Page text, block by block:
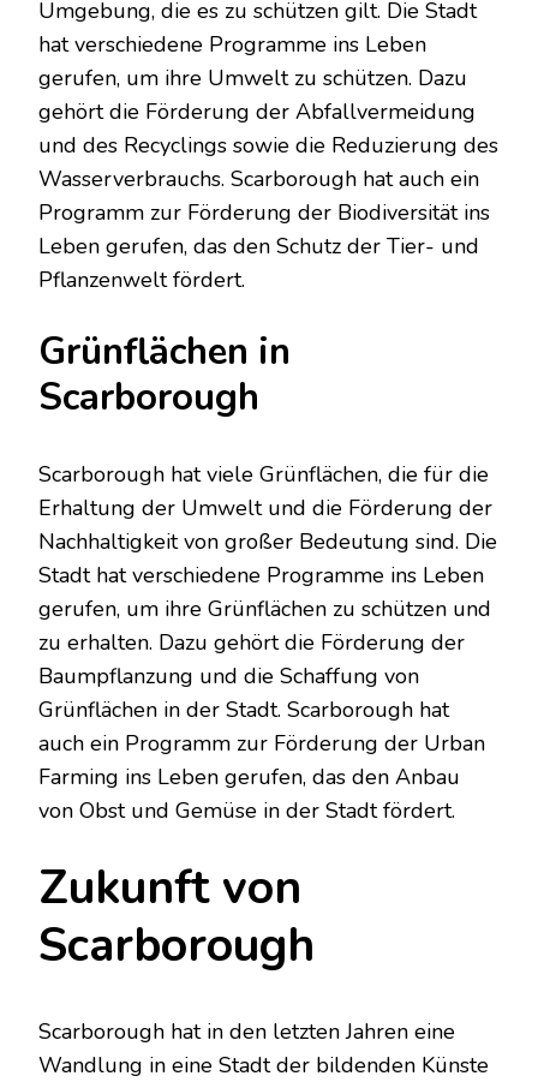
Umgebung, die es zu schützen gilt. Die Stadt
hat verschiedene Programme ins Leben
gerufen, um ihre Umwelt zu schützen. Dazu
gehört die Förderung der Abfallvermeidung
und des Recyclings sowie die Reduzierung des
Wasserverbrauchs. Scarborough hat auch ein
Programm zur Förderung der Biodiversität ins
Leben gerufen, das den Schutz der Tier- und
Pflanzenwelt fördert.
Grünflächen in
Scarborough
Scarborough hat viele Grünflächen, die für die
Erhaltung der Umwelt und die Förderung der
Nachhaltigkeit von großer Bedeutung sind. Die
Stadt hat verschiedene Programme ins Leben
gerufen, um ihre Grünflächen zu schützen und
zu erhalten. Dazu gehört die Förderung der
Baumpflanzung und die Schaffung von
Grünflächen in der Stadt. Scarborough hat
auch ein Programm zur Förderung der Urban
Farming ins Leben gerufen, das den Anbau
von Obst und Gemüse in der Stadt fördert.
Zukunft von
Scarborough
Scarborough hat in den letzten Jahren eine
Wandlung in eine Stadt der bildenden Künste